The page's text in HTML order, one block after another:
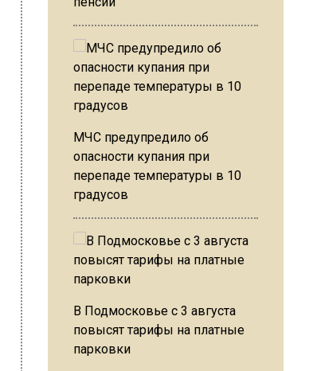
МЧС предупредило об
опасности купания при
перепаде температуры в 10
градусов
В Подмосковье с 3 августа
повысят тарифы на платные
парковки